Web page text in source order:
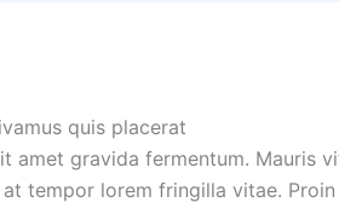
quis placerat
amet gravida fermentum. Mauris
tempor lorem fringilla vitae.